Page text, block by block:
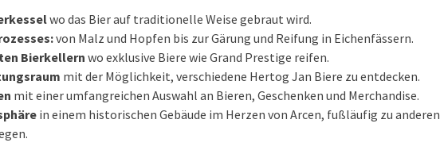
wo das Bier auf traditionelle Weise gebraut wird.
von Malz und Hopfen bis zur Gärung und Reifung in Eichenfässern.
Bierkellernwo exklusive Biere wie Grand Prestige reifen.
mit der Möglichkeit, verschiedene Hertog Jan Biere zu entdecken.
mit einer umfangreichen Auswahl an Bieren, Geschenken und Merchandise.
in einem historischen Gebäude im Herzen von Arcen, fußläufig zu anderen